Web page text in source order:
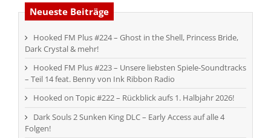
Neueste Beiträge
Hooked FM Plus #224 – Ghost in the Shell, Princess Bride,
Dark Crystal & mehr!
Hooked FM Plus #223 – Unsere liebsten Spiele-Soundtracks
– Teil 14 feat. Benny von Ink Ribbon Radio
Hooked on Topic #222 – Rückblick aufs 1. Halbjahr 2026!
Dark Souls 2 Sunken King DLC – Early Access auf alle 4
Folgen!